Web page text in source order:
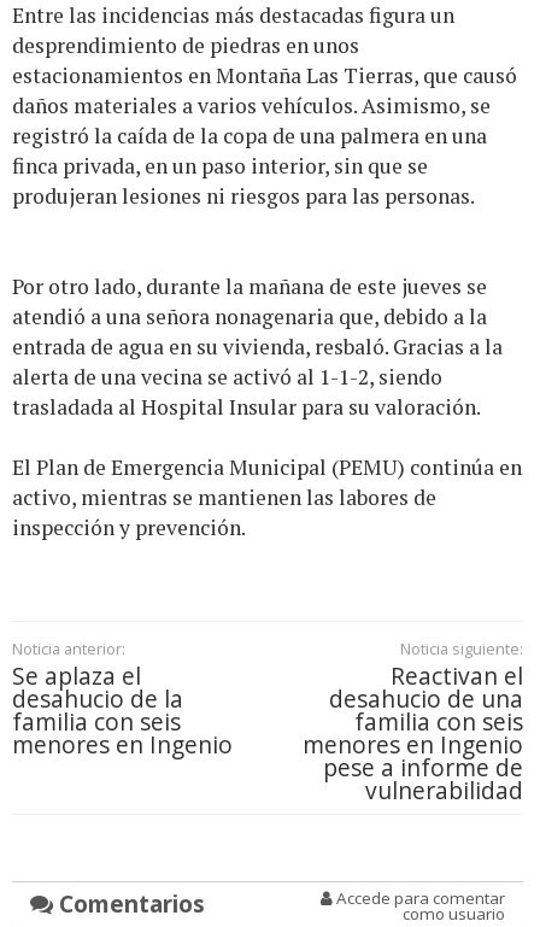
Entre las incidencias más destacadas figura un
desprendimiento de piedras en unos
estacionamientos en Montaña Las Tierras, que causó
daños materiales a varios vehículos. Asimismo, se
registró la caída de la copa de una palmera en una
finca privada, en un paso interior, sin que se
produjeran lesiones ni riesgos para las personas.
Por otro lado, durante la mañana de este jueves se
atendió a una señora nonagenaria que, debido a la
entrada de agua en su vivienda, resbaló. Gracias a la
alerta de una vecina se activó al 1-1-2, siendo
trasladada al Hospital Insular para su valoración.
El Plan de Emergencia Municipal (PEMU) continúa en
activo, mientras se mantienen las labores de
inspección y prevención.
Noticia anterior:
Se aplaza el
desahucio de la
familia con seis
menores en Ingenio
Noticia siguiente:
Reactivan el
desahucio de una
familia con seis
menores en Ingenio
pese a informe de
vulnerabilidad
Comentarios Accede para comentar
como usuario